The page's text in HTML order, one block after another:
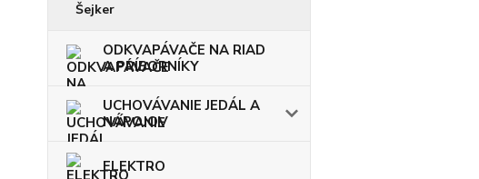
Šejker
ODKVAPÁVAČE NA RIAD
A PRÍBORNÍKY
UCHOVÁVANIE JEDÁL A
NÁPOJOV
ELEKTRO